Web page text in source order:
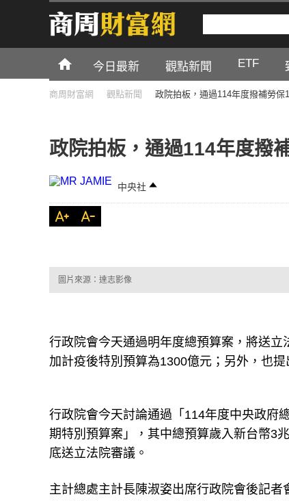
今日最新 觀點新聞 ETF
商周財富網 觀點新聞 政院拍板，通過114年度撥補勞保
政院拍板，通過114年度撥
中央社
圖片來源：達志影像
行政院會今天通過明年度總預算案，將送
加計疫後特別預算為1300億元；另外，也
行政院會今天討論通過「114年度中央政府
期特別預算案」，其中總預算歲入新台幣3
底送立法院審議。
主計總處主計長陳淑姿出席行政院會後記